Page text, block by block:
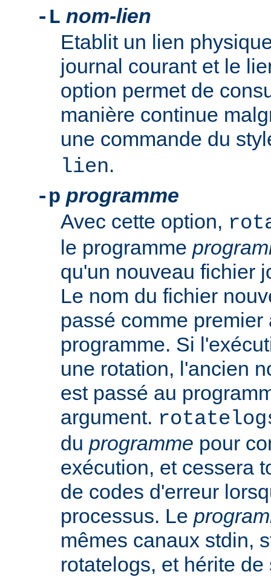
-L nom-lien
Etablit un lien
journal courant et le
option permet de
manière continue
une commande du
lien.
-p programme
Avec cette option,
le programme
qu'un nouveau fichier
Le nom du fichier
passé comme premier
programme. Si
une rotation, l'ancien
est passé au
argument.
du programme pour
exécution, et cessera
de codes d'erreur
processus. Le
mêmes canaux stdin,
rotatelogs, et hérite